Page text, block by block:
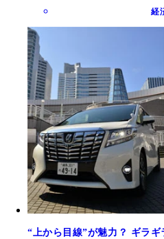
経
“上から目線”が魅力？ ギラ